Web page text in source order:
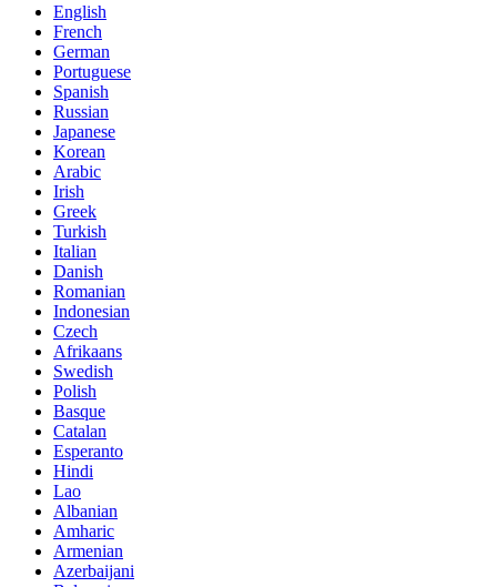
English
French
German
Portuguese
Spanish
Russian
Japanese
Korean
Arabic
Irish
Greek
Turkish
Italian
Danish
Romanian
Indonesian
Czech
Afrikaans
Swedish
Polish
Basque
Catalan
Esperanto
Hindi
Lao
Albanian
Amharic
Armenian
Azerbaijani